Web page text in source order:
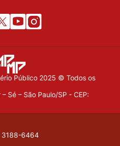
Público 2025 © Todos os
Sé – São Paulo/SP - CEP:
3188-6464